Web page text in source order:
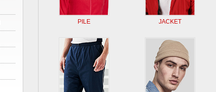
PILE JACKET